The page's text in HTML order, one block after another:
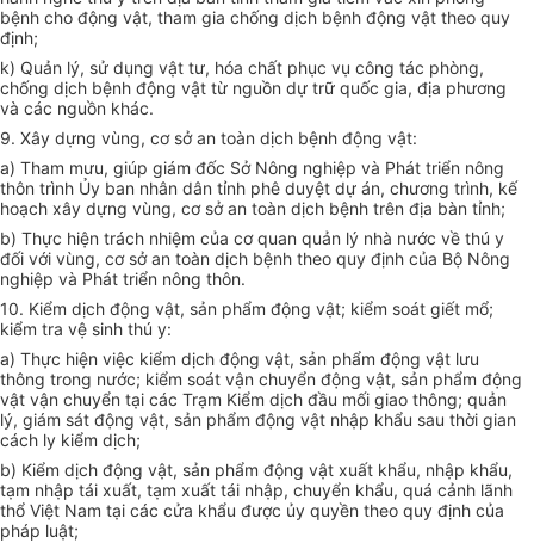
bệnh cho động vật, tham gia chống dịch bệnh động vật theo quy
định;
k) Quản lý, sử dụng vật tư, hóa chất phục vụ công tác phòng,
chống dịch bệnh động vật từ nguồn dự trữ quốc gia, địa phương
và các nguồn khác.
9. Xây dựng vùng, cơ sở an toàn dịch bệnh động vật:
a) Tham mưu, giúp giám đốc Sở Nông nghiệp và Phát triển nông
thôn trình Ủy ban nhân dân tỉnh phê duyệt dự án, chương trình, kế
hoạch xây dựng vùng, cơ sở an toàn dịch bệnh trên địa bàn tỉnh;
b) Thực hiện trách nhiệm của cơ quan quản lý nhà nước về thú y
đối với vùng, cơ sở an toàn dịch bệnh theo quy định của Bộ Nông
nghiệp và Phát triển nông thôn.
10. Kiểm dịch động vật, sản phẩm động vật; kiểm soát giết mổ;
kiểm tra vệ sinh thú y:
a) Thực hiện việc kiểm dịch động vật, sản phẩm động vật lưu
thông trong nước; kiểm soát vận chuyển động vật, sản phẩm động
vật vận chuyển tại các Trạm Kiểm dịch đầu mối giao thông; quản
lý, giám sát động vật, sản phẩm động vật nhập khẩu sau thời gian
cách ly kiểm dịch;
b) Kiểm dịch động vật, sản phẩm động vật xuất khẩu, nhập khẩu,
tạm nhập tái xuất, tạm xuất tái nhập, chuyển khẩu, quá cảnh lãnh
thổ Việt Nam tại các cửa khẩu được ủy quyền theo quy định của
pháp luật;